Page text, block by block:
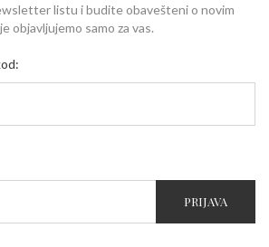
listu i budite obavešteni o novim
objavljujemo samo za vas.
PRIJAVA